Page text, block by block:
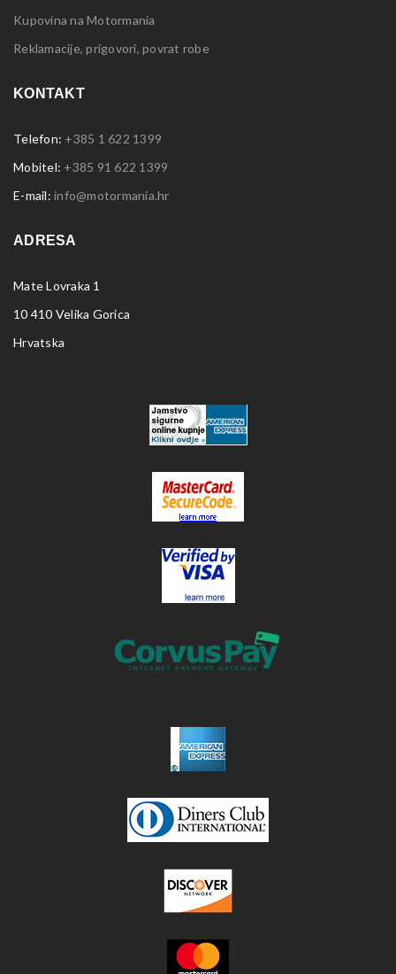
Kupovina na Motormania
Reklamacije, prigovori, povrat robe
KONTAKT
Telefon: +385 1 622 1399
Mobitel: +385 91 622 1399
E-mail: info@motormania.hr
ADRESA
Mate Lovraka 1
10 410 Velika Gorica
Hrvatska